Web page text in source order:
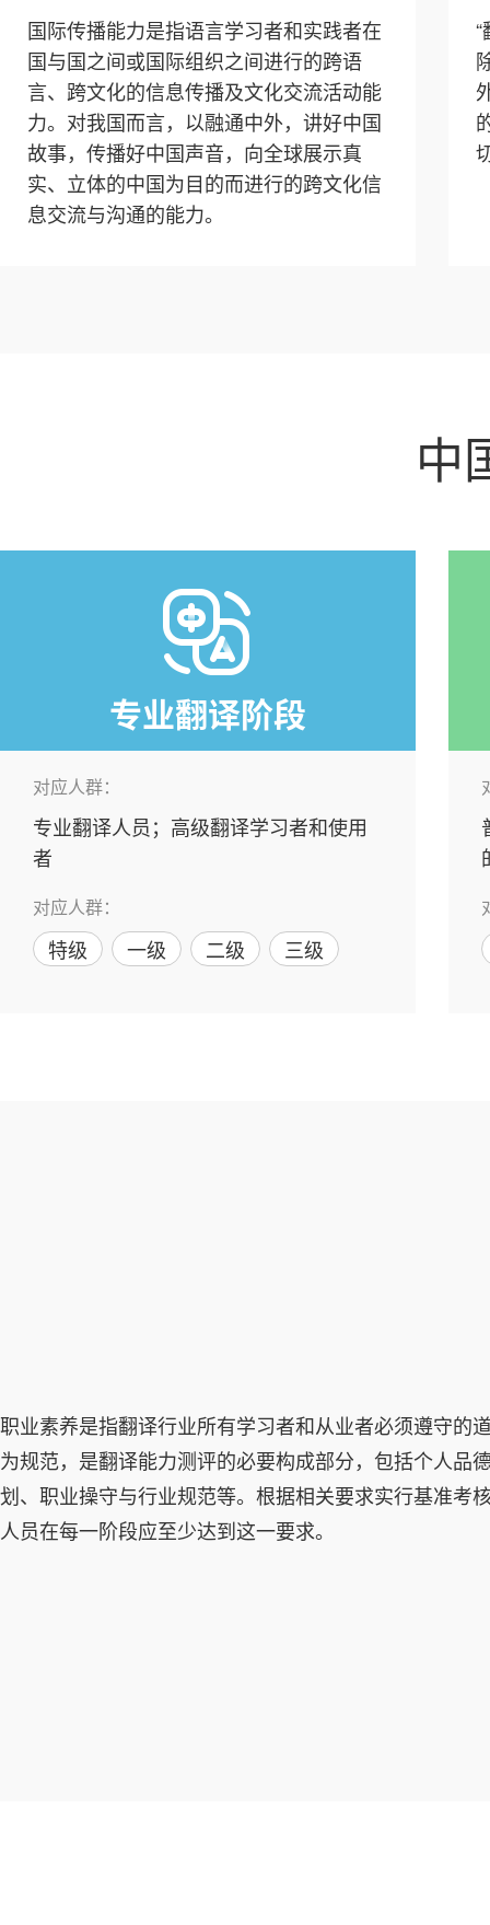
国际传播能力是指语言学习者和实践者在
国与国之间或国际组织之间进行的跨语
言、跨文化的信息传播及文化交流活动能
力。对我国而言，以融通中外，讲好中国
故事，传播好中国声音，向全球展示真
实、立体的中国为目的而进行的跨文化信
息交流与沟通的能力。
中
专业翻译阶段
对应人群：
专业翻译人员；高级翻译学习者和使用
者
对应人群：
特级 一级 二级 三级
职业素养是指翻译行业所有学习者和从业者必须遵守的
为规范，是翻译能力测评的必要构成部分，包括个人品
划、职业操守与行业规范等。根据相关要求实行基准考
人员在每一阶段应至少达到这一要求。